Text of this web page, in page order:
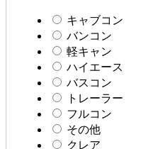
キャブコン
バンコン
軽キャン
ハイエース
バスコン
トレーラー
フルコン
その他
クレア